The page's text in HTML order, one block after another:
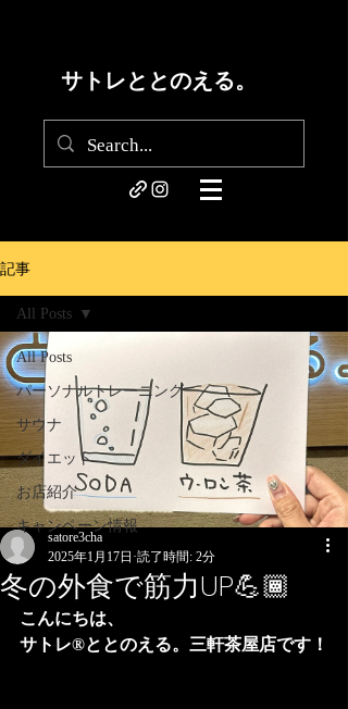
サトレととのえる。
記事
All Posts
パーソナルトレーニング
サウナ
ダイエット
お店紹介
キャンペーン情報
All Posts
冬の外食で筋力UP💪🏾
satore3cha
2025年1月17日 読了時間: 2分
こんにちは、
サトレ®︎ととのえる。三軒茶屋店です！